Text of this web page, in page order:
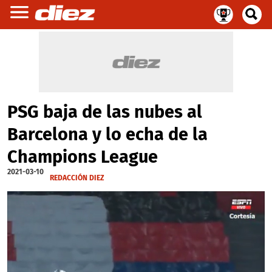
PSG baja de las nubes al
Barcelona y lo echa de la
Champions League
2021-03-10
REDACCIÓN DIEZ